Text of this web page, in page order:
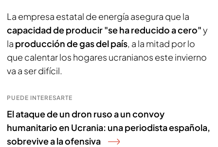
La empresa estatal de energía asegura que la
capacidad de producir "se ha reducido a cero"y
la producción de gas del país, a la mitad por lo
que calentar los hogares ucranianos este invierno
va a ser difícil.
PUEDE INTERESARTE
El ataque de un dron ruso a un convoy
humanitario en Ucrania: una periodista española,
sobrevive a la ofensiva